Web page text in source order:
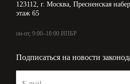
123112, г. Москва, Пресненская
этаж 65
пн-пт, 9:00–18:00 ИПБР
Подписаться на новости